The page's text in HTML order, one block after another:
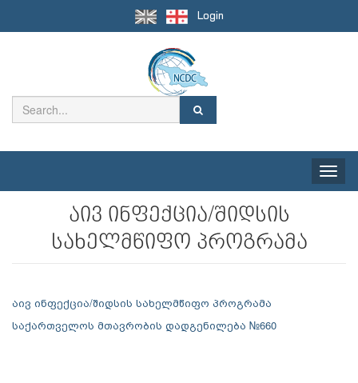
Login
Toggle
აივ ინფექცია/შიდსის
სახელმწიფო პროგრამა
აივ ინფექცია/შიდსის სახელმწიფო პროგრამა
საქართველოს მთავრობის დადგენილება №660